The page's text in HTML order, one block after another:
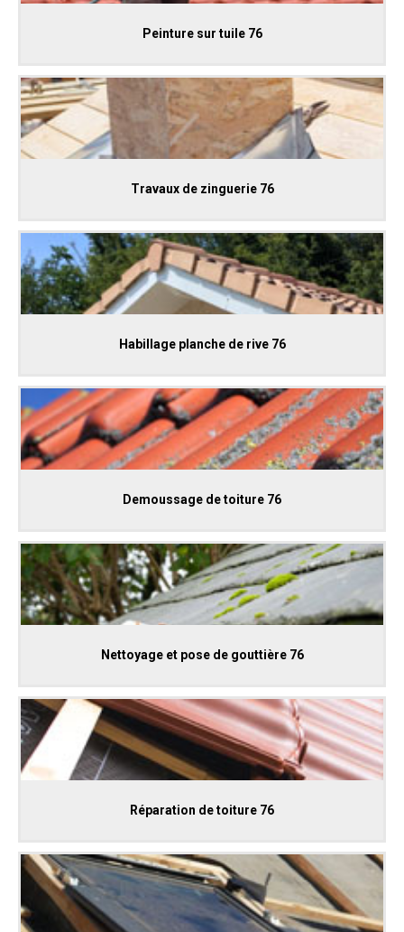
Peinture sur tuile 76
Travaux de zinguerie 76
Habillage planche de rive 76
Demoussage de toiture 76
Nettoyage et pose de gouttière 76
Réparation de toiture 76